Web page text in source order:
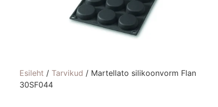
Esileht / Tarvikud / Martellato silikoonvorm Flan
30SF044